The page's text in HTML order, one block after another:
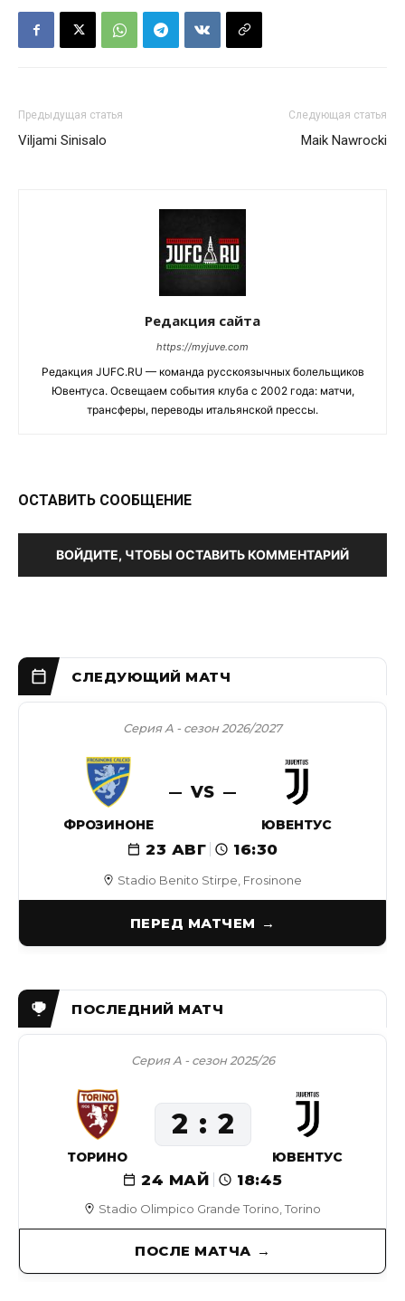
Предыдущая статья
Viljami Sinisalo
Следующая статья
Maik Nawrocki
Редакция сайта
https://myjuve.com
Редакция JUFC.RU — команда русскоязычных болельщиков
Ювентуса. Освещаем события клуба с 2002 года: матчи,
трансферы, переводы итальянской прессы.
ОСТАВИТЬ СООБЩЕНИЕ
ВОЙДИТЕ, ЧТОБЫ ОСТАВИТЬ КОММЕНТАРИЙ
Stadio Benito Stirpe, Frosinone
Серия А - сезон 2026/2027
ФРОЗИНОНЕ
VS
ЮВЕНТУС
23 АВГ 16:30
ПЕРЕД МАТЧЕМ
Stadio Olimpico Grande Torino, Torino
Серия А - сезон 2025/26
24 МАЙ 18:45
ТОРИНО
2 2
ЮВЕНТУС
ПОСЛЕ МАТЧА